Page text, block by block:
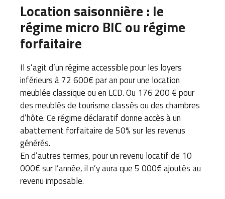
Location saisonnière : le
régime micro BIC ou régime
forfaitaire
Il s’agit d’un régime accessible pour les loyers
inférieurs à 72 600€ par an pour une location
meublée classique ou en LCD. Ou 176 200 € pour
des meublés de tourisme classés ou des chambres
d’hôte. Ce régime déclaratif donne accès à un
abattement forfaitaire de 50% sur les revenus
générés.
En d’autres termes, pour un revenu locatif de 10
000€ sur l’année, il n’y aura que 5 000€ ajoutés au
revenu imposable.